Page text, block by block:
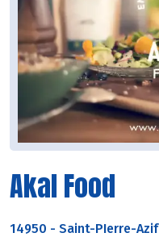
Akal Food
14950 - Saint-PIerre-Azif